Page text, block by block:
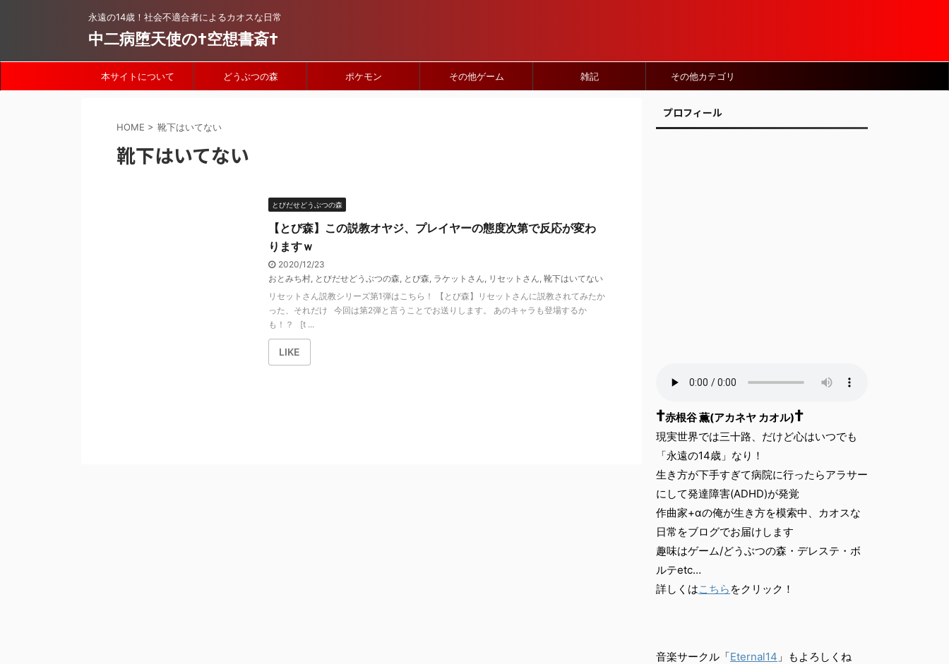
永遠の14歳！社会不適合者によるカオスな日常
中二病堕天使の†空想書斎†
本サイトについて どうぶつの森 ポケモン その他ゲーム 雑記 その他カテゴリ
HOME > 靴下はいてない
靴下はいてない
とびだせどうぶつの森
【とび森】この説教オヤジ、プレイヤーの態度次第で反応が変わ
りますｗ
2020/12/23
おとみち村, とびだせどうぶつの森, とび森, ラケットさん, リセットさん, 靴下はいてない
リセットさん説教シリーズ第1弾はこちら！ 【とび森】リセットさんに説教されてみたか
った、それだけ 今回は第2弾と言うことでお送りします。 あのキャラも登場するか
も！？ [t ...
LIKE
プロフィール
†赤根谷 薫(アカネヤ カオル)†
現実世界では三十路、だけど心はいつでも
「永遠の14歳」なり！
生き方が下手すぎて病院に行ったらアラサー
にして発達障害(ADHD)が発覚
作曲家+αの俺が生き方を模索中、カオスな
日常をブログでお届けします
趣味はゲーム/どうぶつの森・デレステ・ボ
ルテetc…
詳しくはこちら をクリック！
音楽サークル「Eternal14 」もよろしくね